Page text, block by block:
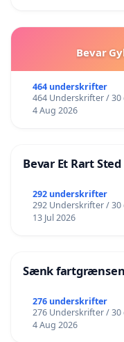
Bevar
464 underskrifter
464 Underskrifter / 30
4 Aug 2026
Bevar Et Rart
292 underskrifter
292 Underskrifter / 30
13 Jul 2026
Sænk
276 underskrifter
276 Underskrifter / 30
4 Aug 2026